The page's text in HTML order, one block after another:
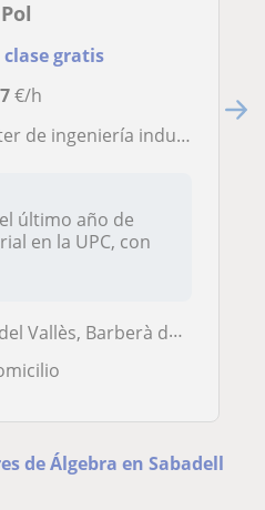
Pol
gratis
€/h
con experiencia en academias
último año de
en la UPC, con
del Vallès, Sant Quirze del Vallès
de Álgebra en Sabadell